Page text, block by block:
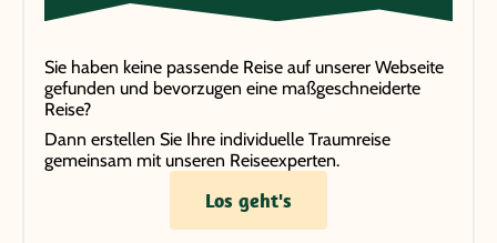
Sie haben keine passende Reise auf unserer Webseite
gefunden und bevorzugen eine maßgeschneiderte
Reise?
Dann erstellen Sie Ihre individuelle Traumreise
gemeinsam mit unseren Reiseexperten.
Los geht's